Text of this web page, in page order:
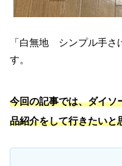
「白無地 シンプル手さ
す。
今回の記事では、ダイソ
品紹介をして行きたいと